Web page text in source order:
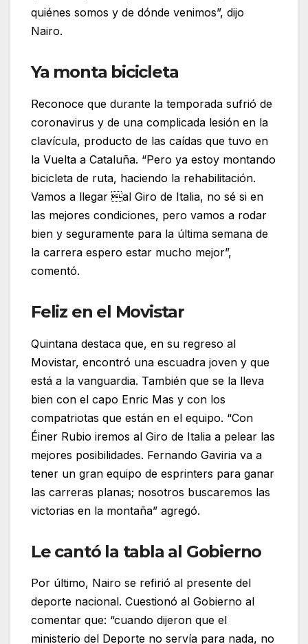
quiénes somos y de dónde venimos”, dijo
Nairo.
Ya monta bicicleta
Reconoce que durante la temporada sufrió de
coronavirus y de una complicada lesión en la
clavícula, producto de las caídas que tuvo en
la Vuelta a Cataluña. “Pero ya estoy montando
bicicleta de ruta, haciendo la rehabilitación.
Vamos a llegar al Giro de Italia, no sé si en
las mejores condiciones, pero vamos a rodar
bien y seguramente para la última semana de
la carrera espero estar mucho mejor”,
comentó.
Feliz en el Movistar
Quintana destaca que, en su regreso al
Movistar, encontró una escuadra joven y que
está a la vanguardia. También que se la lleva
bien con el capo Enric Mas y con los
compatriotas que están en el equipo. “Con
Éiner Rubio iremos al Giro de Italia a pelear las
mejores posibilidades. Fernando Gaviria va a
tener un gran equipo de esprinters para ganar
las carreras planas; nosotros buscaremos las
victorias en la montaña” agregó.
Le cantó la tabla al Gobierno
Por último, Nairo se refirió al presente del
deporte nacional. Cuestionó al Gobierno al
comentar que: “cuando dijeron que el
ministerio del Deporte no servía para nada, no